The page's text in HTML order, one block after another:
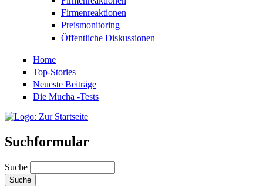
Firmenreaktionen
Preismonitoring
Öffentliche Diskussionen
Home
Top-Stories
Neueste Beiträge
Die Mucha -Tests
Suchformular
Suche